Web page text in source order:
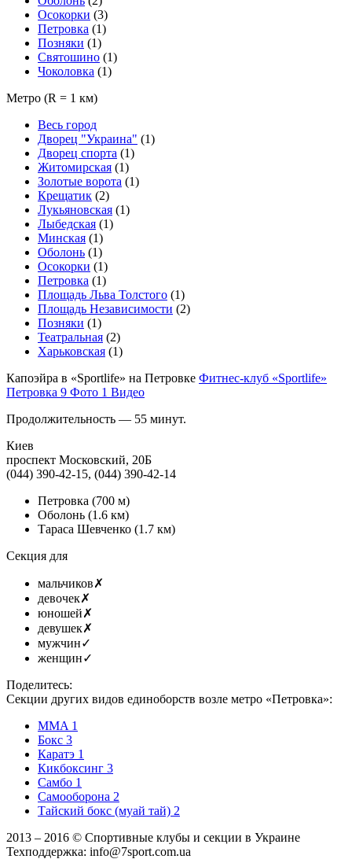
Осокорки (3)
Петровка (1)
Позняки (1)
Святошино (1)
Чоколовка (1)
Метро (R = 1 км)
Весь город
Дворец "Украина" (1)
Дворец спорта (1)
Житомирская (1)
Золотые ворота (1)
Крещатик (2)
Лукьяновская (1)
Лыбедская (1)
Минская (1)
Оболонь (1)
Осокорки (1)
Петровка (1)
Площадь Льва Толстого (1)
Площадь Независимости (2)
Позняки (1)
Театральная (2)
Харьковская (1)
Капоэйра в «Sportlife» на Петровке Фитнес-клуб «Sportlife»
Петровка 9 Фото 1 Видео
Продолжительность — 55 минут.
Киев
проспект Московский, 20Б
(044) 390-42-15, (044) 390-42-14
Петровка (700 м)
Оболонь (1.6 км)
Тараса Шевченко (1.7 км)
Секция для
мальчиков✗
девочек✗
юношей✗
девушек✗
мужчин✓
женщин✓
Поделитесь:
Секции других видов единоборств возле метро «Петровка»:
MMA 1
Бокс 3
Каратэ 1
Кикбоксинг 3
Самбо 1
Самооборона 2
Тайский бокс (муай тай) 2
2013 ‒ 2016 © Спортивные клубы и секции в Украине
Техподдержка: info@7sport.com.ua